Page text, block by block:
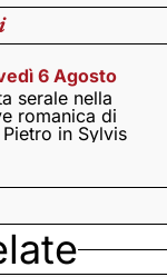
6 Agosto
serale nella
romanica di
Pietro in Sylvis